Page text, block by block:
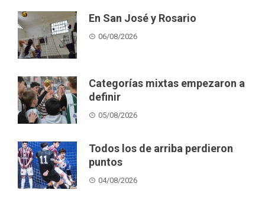
En San José y Rosario
06/08/2026
Categorías mixtas empezaron a
definir
05/08/2026
Todos los de arriba perdieron
puntos
04/08/2026